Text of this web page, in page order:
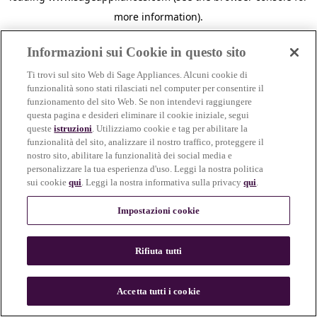
more information).
n
Informazioni sui Cookie in questo sito
Ti trovi sul sito Web di Sage Appliances. Alcuni cookie di
funzionalità sono stati rilasciati nel computer per consentire il
funzionamento del sito Web. Se non intendevi raggiungere
questa pagina e desideri eliminare il cookie iniziale, segui
questeistruzioni. Utilizziamo cookie e tag per abilitare la
funzionalità del sito, analizzare il nostro traffico, proteggere il
nostro sito, abilitare la funzionalità dei social media e
personalizzare la tua esperienza d'uso. Leggi la nostra politica
sui cookiequi. Leggi la nostra informativa sulla privacyqui.
Impostazioni cookie
Rifiuta tutti
Accetta tutti i cookie